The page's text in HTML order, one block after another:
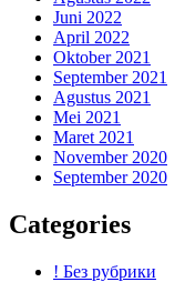
Juni 2022
April 2022
Oktober 2021
September 2021
Agustus 2021
Mei 2021
Maret 2021
November 2020
September 2020
Categories
! Без рубрики